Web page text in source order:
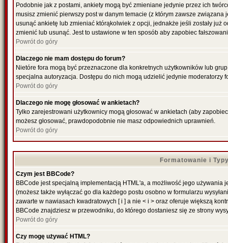
Podobnie jak z postami, ankiety mogą być zmieniane jedynie przez ich
musisz zmienić pierwszy post w danym temacie (z którym zawsze związana
usunąć ankietę lub zmieniać którąkolwiek z opcji, jednakże jeśli zostały już
zmienić lub usunąć. Jest to ustawione w ten sposób aby zapobiec
Powrót do góry
Dlaczego nie mam dostępu do forum?
Nietóre fora mogą być przeznaczone dla konkretnych użytkowników lub
specjalna autoryzacja. Dostępu do nich mogą udzielić jedynie moderatorzy
Powrót do góry
Dlaczego nie mogę głosować w ankietach?
Tylko zarejestrowani użytkownicy mogą głosować w ankietach (aby
możesz głosować, prawdopodobnie nie masz odpowiednich uprawnień.
Powrót do góry
Formatowanie i
Czym jest BBCode?
BBCode jest specjalną implementacją HTML'a, a możliwość jego
(możesz także wyłączać go dla każdego postu osobno w formularzu
zawarte w nawiasach kwadratowych [ i ] a nie < i > oraz oferuje większą
BBCode znajdziesz w przewodniku, do którego dostaniesz się ze strony
Powrót do góry
Czy mogę używać HTML?